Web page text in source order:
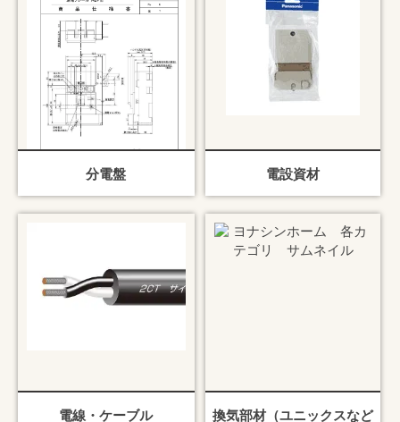
分電盤 電設資材
電線・ケーブル 換気部材（ユニックスなど